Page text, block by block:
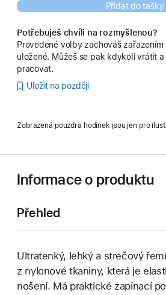
Přidat do tašky
Potřebuješ chvíli na rozmyšlenou?
Provedené volby zachováš zařazením
uložené. Můžeš se pak kdykoli vrátit
pracovat.
Uložit na později
Zobrazená pouzdra hodinek jsou jen pro
Informace o produktu
Přehled
Ultratenký, lehký a strečový
z nylonové tkaniny, která je
nošení. Má praktické zapínací